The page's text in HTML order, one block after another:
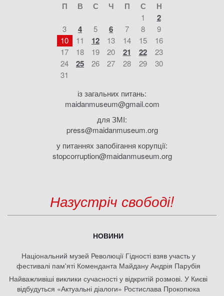
П В С Ч П С Н
1 2
3 4 5 6 7 8
9
10
11 12 13 14 15
16
17
18 19 20 21 22
23
24
25 26 27 28 29
30
31
із загальних питань:
maidanmuseum@gmail.com
для ЗМІ:
press@maidanmuseum.org
у питаннях запобігання корупції:
stopcorruption@maidanmuseum.org
Назустріч свободі!
НОВИНИ
Національний музей Революції Гідності взяв участь у
фестивалі пам'яті Коменданта Майдану Андрія Парубія
Найважливіші виклики сучасності у відкритій розмові. У Києві
відбудуться «Актуальні діалоги» Ростислава Прокопюка